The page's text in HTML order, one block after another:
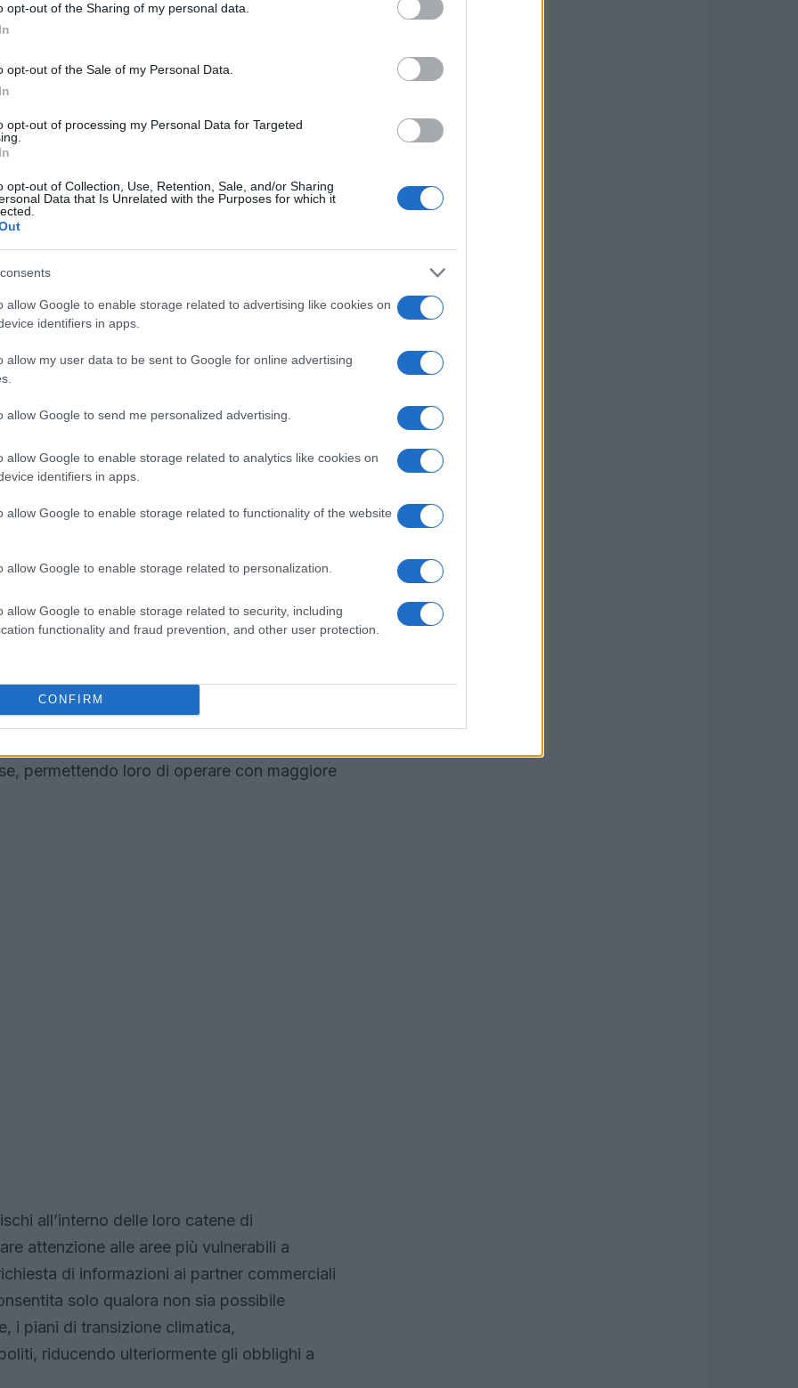
opt-out of the Sharing of my personal data.
opt-out of the Sale of my Personal Data.
opt-out of processing my Personal Data for Targeted
opt-out of Collection, Use, Retention, Sale, and/or Sharing
Data that Is Unrelated with the Purposes for which it
allow Google to enable storage related to advertising like cookies on
identifiers in apps.
allow my user data to be sent to Google for online advertising
allow Google to send me personalized advertising.
allow Google to enable storage related to analytics like cookies on
identifiers in apps.
allow Google to enable storage related to functionality of the website
allow Google to enable storage related to personalization.
allow Google to enable storage related to security, including
functionality and fraud prevention, and other user protection.
CONFIRM
I
favorevoli, 218 contrari e 17 astensioni.
dalConsiglio dell’Unione Europea. Una
entrerà in vigore dopo un periodo di
burocratici a carico delle imprese,
sulla propria competitività.
con più di
di euro
saranno soggette all’obbligo di
le aziende non europee che generano un
dell’Unione Europea dovranno rispettare
che superano i
una significativa riduzione rispetto
un numero maggiore di aziende.
diligence
rivestono un’importanza notevole.
tali normative. Inoltre, le imprese non
conformarsi se raggiungono la
ha l’obiettivo di alleggerire il carico
permettendo loro di operare con maggiore
all’interno delle loro catene di
attenzione alle aree più vulnerabili a
di informazioni ai partner commerciali
solo qualora non sia possibile
i piani di transizione climatica,
riducendo ulteriormente gli obblighi a